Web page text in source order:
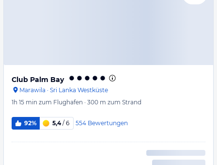
Club Palm Bay
Marawila · Sri Lanka Westküste
1h 15 min zum Flughafen · 300 m zum Strand
92% 5,4/ 6 554 Bewertungen